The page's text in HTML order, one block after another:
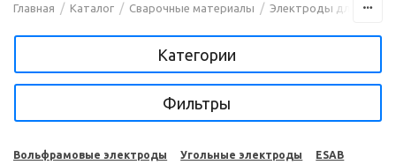
Главная / Каталог / Сварочные материалы / Электроды для сварки
Категории
Фильтры
Вольфрамовые электроды Угольные электроды
ESAB